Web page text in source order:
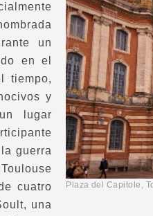
Plaza del
un
en el
tiempo,
y
lugar
guerra
cuatro
una